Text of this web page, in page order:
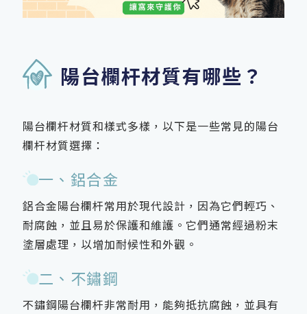
陽台欄杆材質有哪些？
陽台欄杆材質和樣式多樣，以下是一些常見的陽台
欄杆材質選擇：
一、鋁合金
鋁合金陽台欄杆常用於現代設計，因為它們輕巧、
耐腐蝕，並且易於保護和維護。它們通常經過粉末
塗層處理，以增加耐候性和外觀。
二、不鏽鋼
不鏽鋼陽台欄杆非常耐用，能夠抵抗腐蝕，並具有